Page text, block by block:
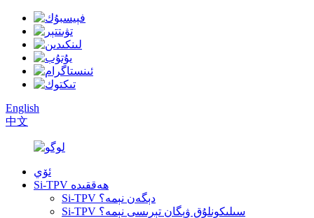
English
中文
ئۆي
Si-TPV ھەققىدە
Si-TPV دېگەن نېمە؟
Si-TPV سىلىكونلۇق ۋېگان تېرىسى نېمە؟